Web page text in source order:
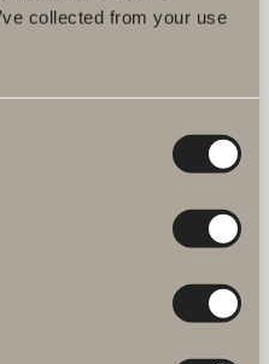
collected from your use